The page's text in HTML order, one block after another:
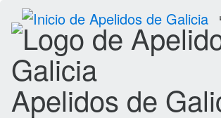
Apelidos de